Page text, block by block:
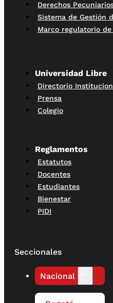
Derechos
Sistema de Gestión
Marco regulatorio
Universidad Libre
Directorio
Prensa
Colegio
Reglamentos
Estatutos
Docentes
Estudiantes
Bienestar
PIDI
Seccionales
Nacional